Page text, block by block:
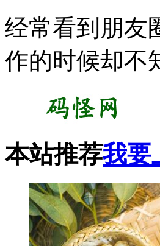
经常看到朋友
作的时候却不
本站推荐我要